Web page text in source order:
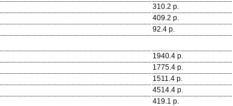
310.2 р.
409.2 р.
92.4 р.
1940.4 р.
1775.4 р.
1511.4 р.
4514.4 р.
419.1 р.